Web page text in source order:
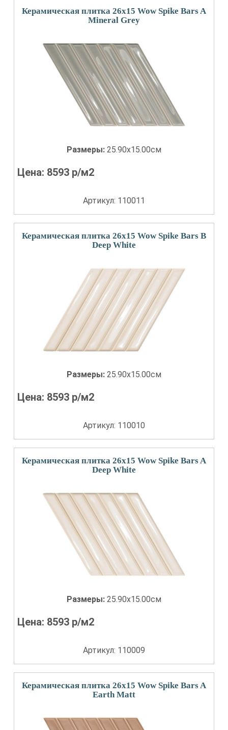
Керамическая плитка 26x15 Wow Spike Bars A
Mineral Grey
Размеры: 25.90x15.00см
Цена: 8593 р/м2
Артикул: 110011
Керамическая плитка 26x15 Wow Spike Bars B
Deep White
Размеры: 25.90x15.00см
Цена: 8593 р/м2
Артикул: 110010
Керамическая плитка 26x15 Wow Spike Bars A
Deep White
Размеры: 25.90x15.00см
Цена: 8593 р/м2
Артикул: 110009
Керамическая плитка 26x15 Wow Spike Bars A
Earth Matt